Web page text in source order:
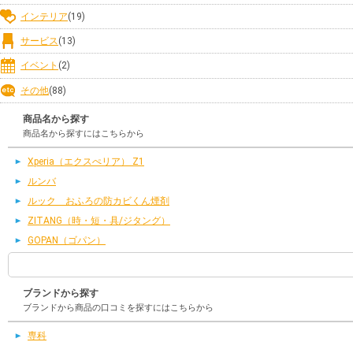
インテリア(19)
サービス(13)
イベント (2)
その他(88)
商品名から探す
商品名から探すにはこちらから
Xperia（エクスぺリア） Z1
ルンバ
ルック おふろの防カビくん煙剤
ZITANG（時・短・具/ジタング）
GOPAN（ゴパン）
ブランドから探す
ブランドから商品の口コミを探すにはこちらから
専科